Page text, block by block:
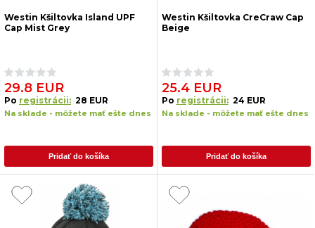
Westin Kšiltovka Island UPF
Cap Mist Grey
29.8 EUR
Po registrácii: 28 EUR
Na sklade - môžete mať ešte dnes
Pridať do košíka
Westin Kšiltovka CreCraw Cap
Beige
25.4 EUR
Po registrácii: 24 EUR
Na sklade - môžete mať ešte dnes
Pridať do košíka